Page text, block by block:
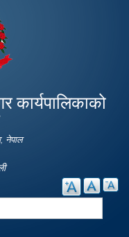
कार्यपालिकाको
नेपाल